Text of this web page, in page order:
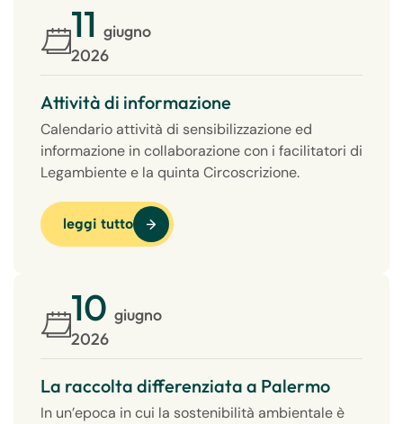
11 giugno
2026
Attività di informazione
Calendario attività di sensibilizzazione ed
informazione in collaborazione con i facilitatori di
Legambiente e la quinta Circoscrizione.
leggi tutto
10 giugno
2026
La raccolta differenziata a Palermo
In un’epoca in cui la sostenibilità ambientale è